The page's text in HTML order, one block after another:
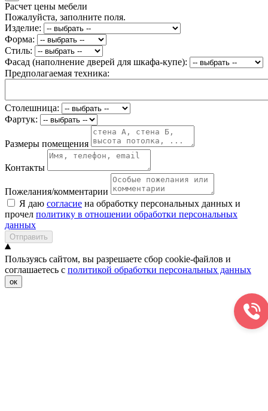
Расчет цены мебели
Пожалуйста, заполните поля.
Изделие:
Форма:
Стиль:
Фасад (наполнение дверей для шкафа-купе):
Предполагаемая техника:
Столешница:
Фартук:
Размеры помещения
Контакты
Пожелания/комментарии
Я даю согласие на обработку персональных данных и
прочел политику в отношении обработки персональных
данных
Отправить
Пользуясь сайтом, вы разрешаете сбор cookie-файлов и
соглашаетесь с политикой обработки персональных данных
ок